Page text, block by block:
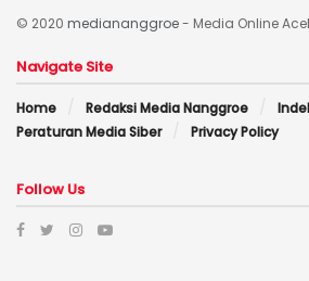
© 2020 mediananggroe- Media Online
Navigate Site
Home Redaksi Media Nanggroe
Peraturan Media Siber
Privacy Policy
Follow Us